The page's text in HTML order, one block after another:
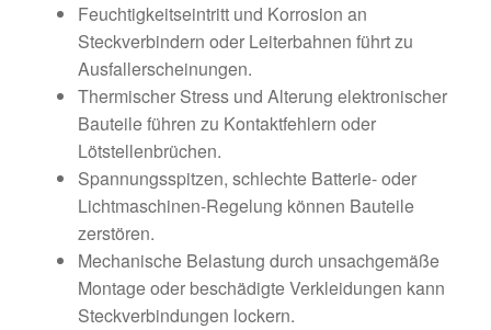
Feuchtigkeitseintritt und Korrosion an
Steckverbindern oder Leiterbahnen führt zu
Ausfallerscheinungen.
Thermischer Stress und Alterung elektronischer
Bauteile führen zu Kontaktfehlern oder
Lötstellenbrüchen.
Spannungsspitzen, schlechte Batterie- oder
Lichtmaschinen-Regelung können Bauteile
zerstören.
Mechanische Belastung durch unsachgemäße
Montage oder beschädigte Verkleidungen kann
Steckverbindungen lockern.